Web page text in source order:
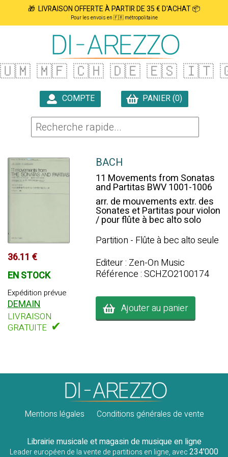
🎁 LIVRAISON OFFERTE À PARTIR DE 35 € D'ACHAT 📦
Pour les envois en 🇫🇷 métropolitaine
🇺🇲 🇲🇫 🇨🇭 🇩🇪 🇪🇸 🇮🇹
COMPTE
PANIER (0)
36.11 €
EN STOCK
Expédition prévue
DEMAIN
LIVRAISON
GRATUITE ✔
BACH
11 Movements from Sonatas
and Partitas BWV 1001-1006
arr. de mouvements extr. des
Sonates et Partitas pour violon
/ pour flûte à bec alto solo
Partition - Flûte à bec alto seule
Editeur : Zen-On Music
Référence : SCHZO2100174
Ajouter au panier
Mentions légales Conditions générales de vente
Librairie musicale et magasin de musique en ligne
Leader européen de la vente de partitions en ligne, avec234'000